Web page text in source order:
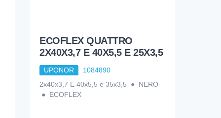
ECOFLEX QUATTRO
2X40X3,7 E 40X5,5 E 25X3,5
UPONOR
1084890
2x40x3,7 E 40x5,5 e 35x3,5 ● NERO
● ECOFLEX